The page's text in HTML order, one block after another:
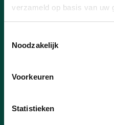
verzameld op basis van uw
Noodzakelijk
Voorkeuren
Statistieken
Nieuwsbrief
Blijf op de hoogte van
onze nieuwsbrief
E-